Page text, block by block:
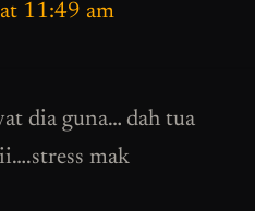
11:49 am
dia guna… dah tua
mak